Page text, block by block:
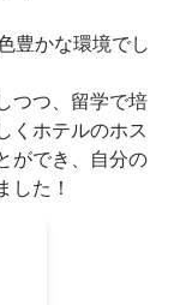
豊かな環境でし
つつ、留学で培
くホテルのホス
ができ、自分の
した！